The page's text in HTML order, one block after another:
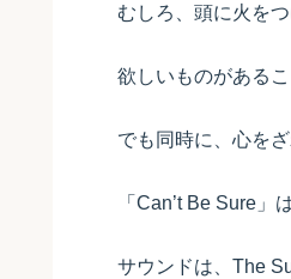
むしろ、頭に火をつ
欲しいものがある
でも同時に、心を
「Can’t Be Sure」
サウンドは、The